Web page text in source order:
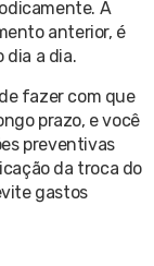
A
anterior, é
dia a dia.
fazer com que
prazo, e você
preventivas
da troca do
gastos